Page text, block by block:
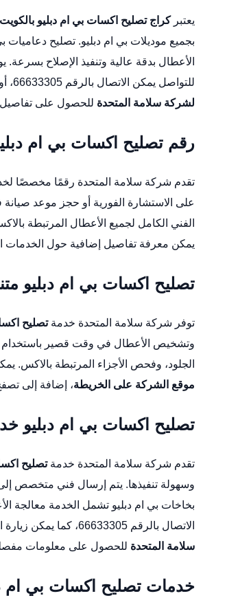
يعتبركراج تصليح اكسات بي ام دبليو بالكويت
بجميع موديلات بي ام دبليو. تصليح دعاميات
الأعطال بدقة عالية وتنفيذ الإصلاح
للتواصل يمكن الاتصال بالرقم 66633305، أو زيارة الورشة عبر
لشركة سلامة المتحدة للحصول على تفاصيل
رقم تصليح اكسات بي ام
تقدم شركة سلامة المتحدة رقمًا مخصصًا
على الاستشارة الفورية أو حجز موعد
الفني الكامل لجميع الأعطال المرتبطة
يمكن معرفة تفاصيل إضافية حول الخدمات
تصليح اكسات بي ام دبليو
توفر شركة سلامة المتحدة خدمةتصليح
وتشخيص الأعطال في وقت قصير باستخدام
الجلود، وفحص الأجزاء المرتبطة بالاكس. يمكن للعميل طلب
موقع الشركة على الخريطة، إضافة إلى
تصليح اكسات بي ام دبليو
تقدم شركة سلامة المتحدة خدمةتصليح
وسهولة تنفيذها. يتم إرسال فني متخصص
بخاخات بي ام دبليو تشمل الخدمة معالجة
الاتصال بالرقم 66633305، كما يمكن زيارة الورشة عبر
سلامة المتحدة للحصول على معلومات
خدمات تصليح اكسات بي ام